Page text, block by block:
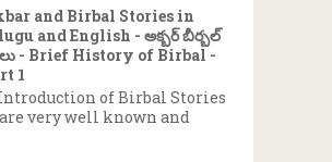
and Birbal Stories in
and English - అక్బర్ బీర్బల్
- Brief History of Birbal -
1
of Birbal Stories
very well known and